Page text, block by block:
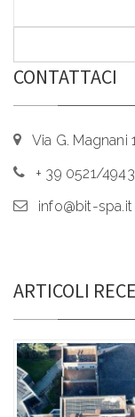
CONTATTACI
Via G. Magnani
+ 39 0521/
info@bit-spa.it
ARTICOLI